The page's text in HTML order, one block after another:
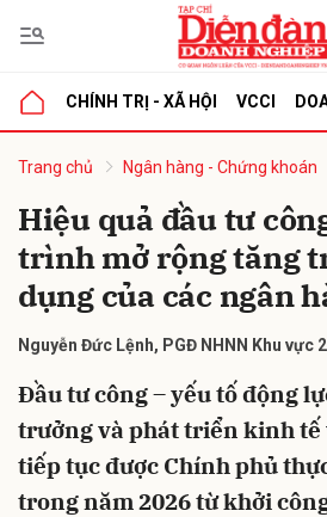
CHÍNH TRỊ - XÃ HỘI VCCI
Trang chủ Ngân hàng - Chứng khoán
Hiệu quả đầu tư
trình mở rộng tăng
dụng của các ngân
Nguyễn Đức Lệnh, PGĐ NHNN Khu vực 2
Đầu tư công – yếu tố động
trưởng và phát triển kinh tế
tiếp tục được Chính phủ
trong năm 2026 từ khởi
luận